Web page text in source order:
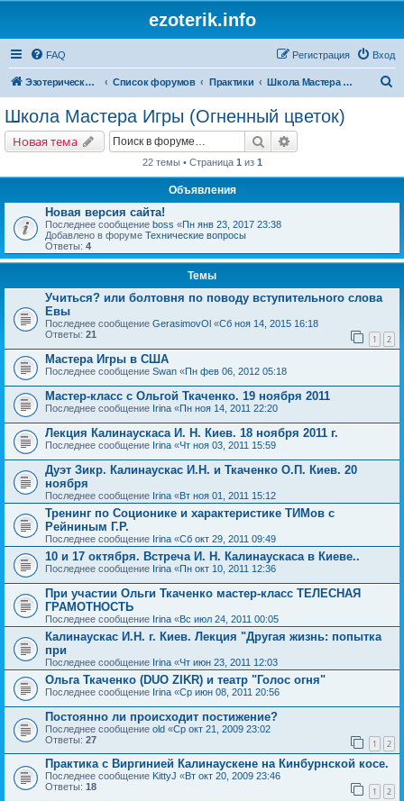
ezoterik.info
FAQ Вход
Регистрация
Эзотерический сайт Список форумов Практики Школа Мастера Игры (Огненный цветок)
Школа Мастера Игры (Огненный цветок)
Новая тема Поиск
22 темы • Страница 1 из 1
Объявления
Новая версия сайта!
Последнее сообщение boss «Пн янв 23, 2017 23:38
Добавлено в форуме Технические вопросы
Ответы: 4
Темы
Учиться? или болтовня по поводу вступительного слова
Евы
Последнее сообщение GerasimovOl «Сб ноя 14, 2015 16:18
Ответы: 21 1 2
Мастера Игры в США
Последнее сообщение Swan «Пн фев 06, 2012 05:18
Мастер-класс с Ольгой Ткаченко. 19 ноября 2011
Последнее сообщение Irina «Пн ноя 14, 2011 22:20
Лекция Калинаускаса И. Н. Киев. 18 ноября 2011 г.
Последнее сообщение Irina «Чт ноя 03, 2011 15:59
Дуэт Зикр. Калинаускас И.Н. и Ткаченко О.П. Киев. 20
ноября
Последнее сообщение Irina «Вт ноя 01, 2011 15:12
Тренинг по Соционике и характеристике ТИМов с
Рейниным Г.Р.
Последнее сообщение Irina «Сб окт 29, 2011 09:49
10 и 17 октября. Встреча И. Н. Калинаускаса в Киеве..
Последнее сообщение Irina «Пн окт 10, 2011 12:36
При участии Ольги Ткаченко мастер-класс ТЕЛЕСНАЯ
ГРАМОТНОСТЬ
Последнее сообщение Irina «Вс июл 24, 2011 00:05
Калинаускас И.Н. г. Киев. Лекция "Другая жизнь: попытка
при
Последнее сообщение Irina «Чт июн 23, 2011 12:03
Ольга Ткаченко (DUO ZIKR) и театр "Голос огня"
Последнее сообщение Irina «Ср июн 08, 2011 20:56
Постоянно ли происходит постижение?
Последнее сообщение old «Ср окт 21, 2009 23:02
Ответы: 27 1 2
Практика с Виргинией Калинаускене на Кинбурнской косе.
Последнее сообщение KittyJ «Вт окт 20, 2009 23:46
Ответы: 18 1 2